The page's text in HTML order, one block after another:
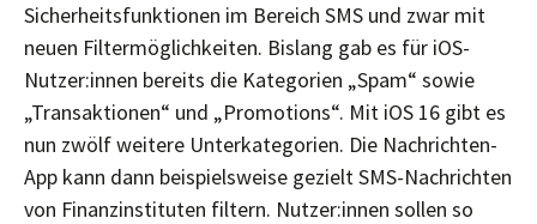
Sicherheitsfunktionen im Bereich SMS und zwar mit
neuen Filtermöglichkeiten. Bislang gab es für iOS-
Nutzer:innen bereits die Kategorien „Spam“ sowie
„Transaktionen“ und „Promotions“. Mit iOS 16 gibt es
nun zwölf weitere Unterkategorien. Die Nachrichten-
App kann dann beispielsweise gezielt SMS-Nachrichten
von Finanzinstituten filtern. Nutzer:innen sollen so